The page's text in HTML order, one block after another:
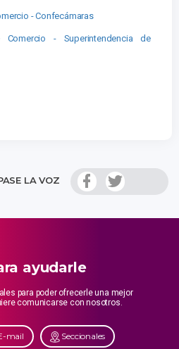
- Confecámaras
Comercio - Superintendencia de
LA VOZ
ayudarle
para poder ofrecerle una mejor
comunicarse con nosotros.
mail Seccionales